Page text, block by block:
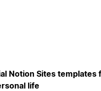
Notion Sites templates
life